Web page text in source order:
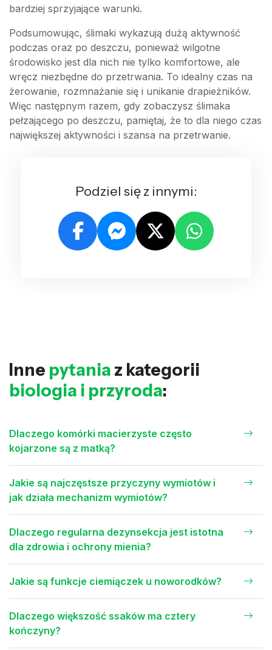
bardziej sprzyjające warunki.
Podsumowując, ślimaki wykazują dużą aktywność
podczas oraz po deszczu, ponieważ wilgotne
środowisko jest dla nich nie tylko komfortowe, ale
wręcz niezbędne do przetrwania. To idealny czas na
żerowanie, rozmnażanie się i unikanie drapieżników.
Więc następnym razem, gdy zobaczysz ślimaka
pełzającego po deszczu, pamiętaj, że to dla niego czas
największej aktywności i szansa na przetrwanie.
Podziel się z innymi:
Inne pytania z kategorii
biologia i przyroda:
Dlaczego komórki macierzyste często
kojarzone są z matką?
Jakie są najczęstsze przyczyny wymiotów i
jak działa mechanizm wymiotów?
Dlaczego regularna dezynsekcja jest istotna
dla zdrowia i ochrony mienia?
Jakie są funkcje ciemiączek u noworodków?
Dlaczego większość ssaków ma cztery
kończyny?